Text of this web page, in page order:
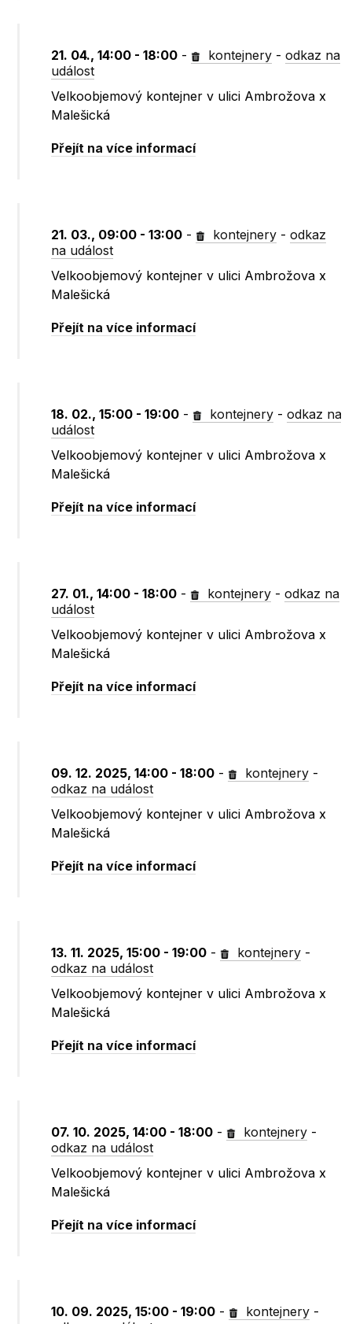
21. 04., 14:00 - 18:00 - kontejnery -odkaz na
událost
Velkoobjemový kontejner v ulici Ambrožova x
Malešická
Přejít na více informací
21. 03., 09:00 - 13:00 - kontejnery -odkaz
na událost
Velkoobjemový kontejner v ulici Ambrožova x
Malešická
Přejít na více informací
18. 02., 15:00 - 19:00 - kontejnery -odkaz na
událost
Velkoobjemový kontejner v ulici Ambrožova x
Malešická
Přejít na více informací
27. 01., 14:00 - 18:00 - kontejnery -odkaz na
událost
Velkoobjemový kontejner v ulici Ambrožova x
Malešická
Přejít na více informací
09. 12. 2025, 14:00 - 18:00 - kontejnery -
odkaz na událost
Velkoobjemový kontejner v ulici Ambrožova x
Malešická
Přejít na více informací
13. 11. 2025, 15:00 - 19:00 - kontejnery -
odkaz na událost
Velkoobjemový kontejner v ulici Ambrožova x
Malešická
Přejít na více informací
07. 10. 2025, 14:00 - 18:00 - kontejnery -
odkaz na událost
Velkoobjemový kontejner v ulici Ambrožova x
Malešická
Přejít na více informací
10. 09. 2025, 15:00 - 19:00 - kontejnery -